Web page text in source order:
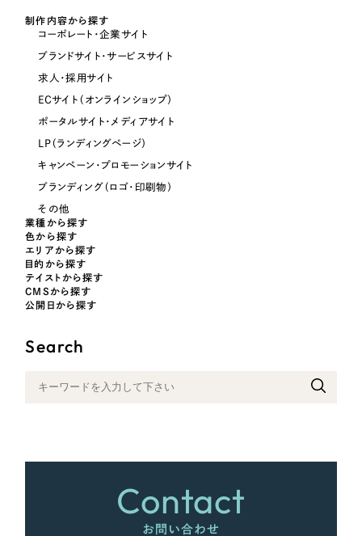
ピンク・桃色
カラフル・多色
その他
さらに条件を追加する
制作内容から探す
コーポレート・企業サイト
ブランドサイト・サービスサイト
求人・採用サイト
ECサイト（オンラインショップ）
ポータルサイト・メディアサイト
LP（ランディングページ）
キャンペーン・プロモーションサイト
ブランディング（ロゴ・印刷物）
その他
業種から探す
色から探す
エリアから探す
目的から探す
テイストから探す
CMSから探す
公開日から探す
Search
Contact
お問い合わせ